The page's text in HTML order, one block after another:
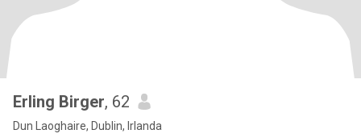
Erling Birger, 62
Dun Laoghaire, Dublin, Irlanda